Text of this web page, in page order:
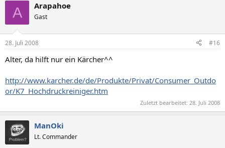
A Arapahoe
Gast
28. Juli 2008 #16
Alter, da hilft nur ein Kärcher^^
http://www.karcher.de/de/Produkte/Privat/Consumer_Outdo
or/K7_Hochdruckreiniger.htm
Zuletzt bearbeitet: 28. Juli 2008
ManOki
Lt. Commander